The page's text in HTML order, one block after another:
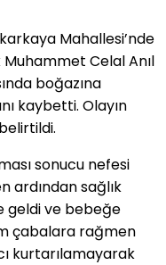
Mahallesi’nde
Celal Anıl
boğazına
kaybetti. Olayın
sonucu nefesi
ardından sağlık
geldi ve bebeğe
çabalara rağmen
kurtarılamayarak